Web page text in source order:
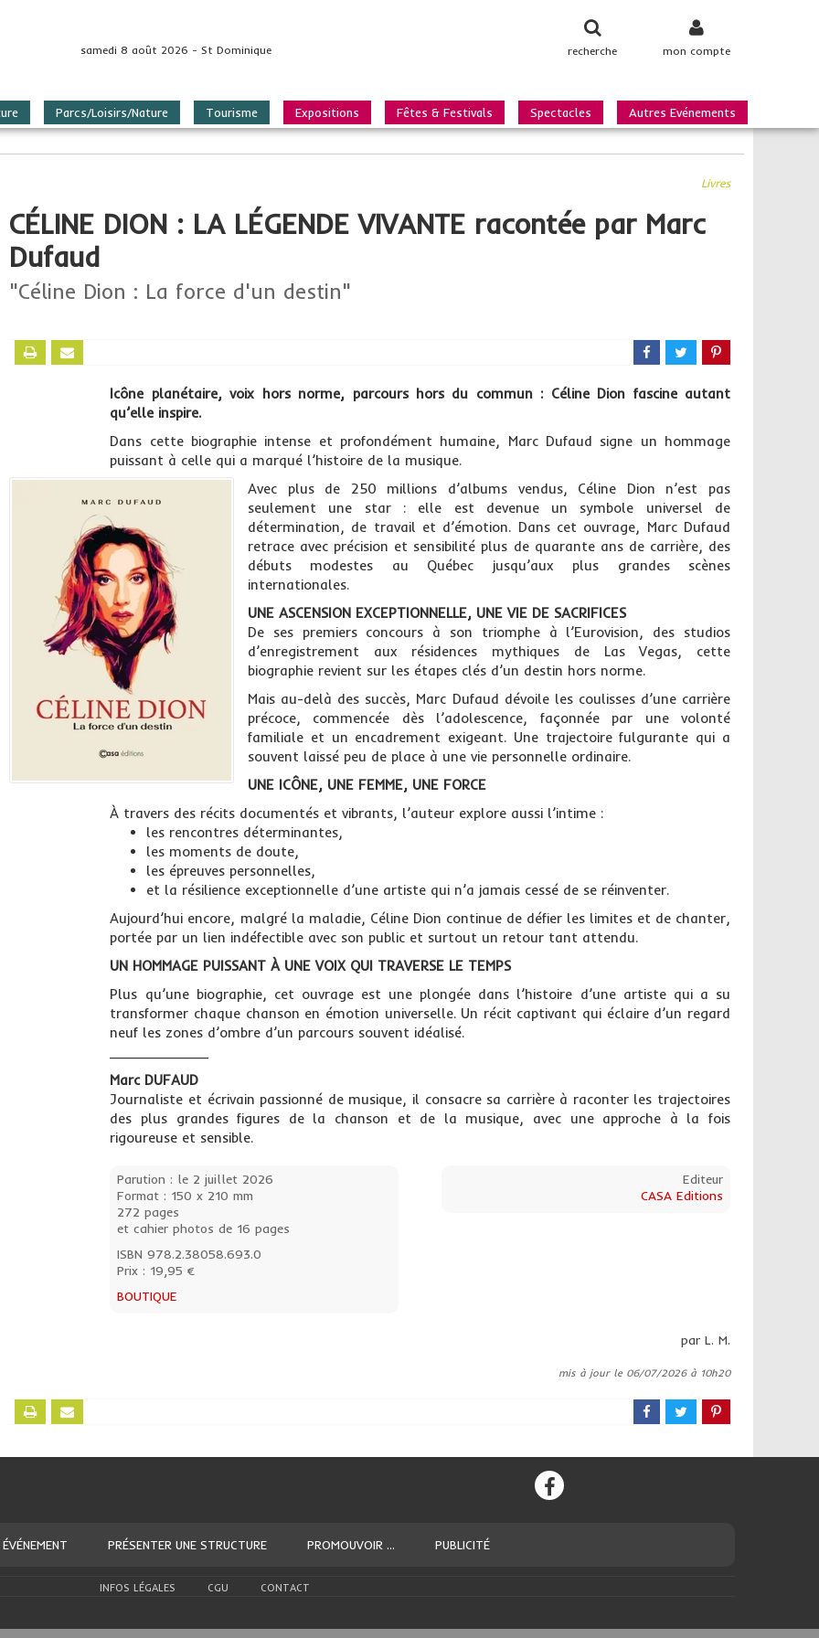
mon compte
recherche
samedi 8 août 2026 - St Dominique
Parcs/Loisirs/Nature Tourisme Expositions Fêtes & Festivals Spectacles Autres Evénements
Livres
CÉLINE DION : LA LÉGENDE VIVANTE racontée par Marc
Dufaud
"Céline Dion : La force d'un destin"
Icône planétaire, voix hors norme, parcours hors du commun : Céline Dion fascine autant
qu’elle inspire.
Dans cette biographie intense et profondément humaine, Marc Dufaud signe un hommage
puissant à celle qui a marqué l’histoire de la musique.
Avec plus de 250 millions d’albums vendus, Céline Dion n’est pas
seulement une star : elle est devenue un symbole universel de
détermination, de travail et d’émotion. Dans cet ouvrage, Marc Dufaud
retrace avec précision et sensibilité plus de quarante ans de carrière, des
débuts modestes au Québec jusqu’aux plus grandes scènes
internationales.
UNE ASCENSION EXCEPTIONNELLE, UNE VIE DE SACRIFICES
De ses premiers concours à son triomphe à l’Eurovision, des studios
d’enregistrement aux résidences mythiques de Las Vegas, cette
biographie revient sur les étapes clés d’un destin hors norme.
Mais au-delà des succès, Marc Dufaud dévoile les coulisses d’une carrière
précoce, commencée dès l’adolescence, façonnée par une volonté
familiale et un encadrement exigeant. Une trajectoire fulgurante qui a
souvent laissé peu de place à une vie personnelle ordinaire.
UNE ICÔNE, UNE FEMME, UNE FORCE
À travers des récits documentés et vibrants, l’auteur explore aussi l’intime :
les rencontres déterminantes,
les moments de doute,
les épreuves personnelles,
et la résilience exceptionnelle d’une artiste qui n’a jamais cessé de se réinventer.
Aujourd’hui encore, malgré la maladie, Céline Dion continue de défier les limites et de chanter,
portée par un lien indéfectible avec son public et surtout un retour tant attendu.
UN HOMMAGE PUISSANT À UNE VOIX QUI TRAVERSE LE TEMPS
Plus qu’une biographie, cet ouvrage est une plongée dans l’histoire d’une artiste qui a su
transformer chaque chanson en émotion universelle. Un récit captivant qui éclaire d’un regard
neuf les zones d’ombre d’un parcours souvent idéalisé.
Marc DUFAUD
Journaliste et écrivain passionné de musique, il consacre sa carrière à raconter les trajectoires
des plus grandes figures de la chanson et de la musique, avec une approche à la fois
rigoureuse et sensible.
Parution : le 2 juillet 2026
Format : 150 x 210 mm
272 pages
et cahier photos de 16 pages
ISBN 978.2.38058.693.0
Prix : 19,95 €
BOUTIQUE
Editeur
CASA Editions
par L. M.
mis à jour le 06/07/2026 à 10h20
PRÉSENTER UNE STRUCTURE PROMOUVOIR ... PUBLICITÉ
INFOS LÉGALES CGU CONTACT